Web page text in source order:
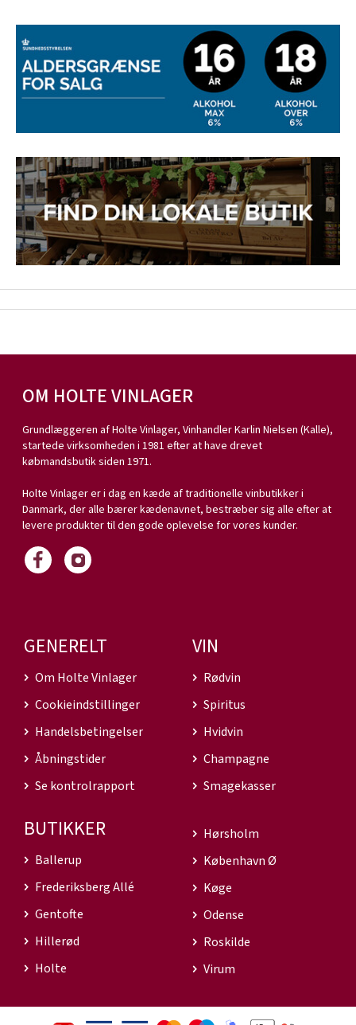
OM HOLTE VINLAGER
Grundlæggeren af Holte Vinlager, Vinhandler Karlin Nielsen (Kalle),
startede virksomheden i 1981 efter at have drevet
købmandsbutik siden 1971.
Holte Vinlager er i dag en kæde af traditionelle vinbutikker i
Danmark, der alle bærer kædenavnet, bestræber sig alle efter at
levere produkter til den gode oplevelse for vores kunder.
GENERELT
Om Holte Vinlager
Cookieindstillinger
Handelsbetingelser
Åbningstider
Se kontrolrapport
VIN
Rødvin
Spiritus
Hvidvin
Champagne
Smagekasser
BUTIKKER
Ballerup
Frederiksberg Allé
Gentofte
Hillerød
Holte
Hørsholm
København Ø
Køge
Odense
Roskilde
Virum